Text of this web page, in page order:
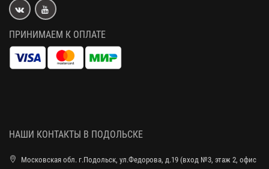
ПРИНИМАЕМ К ОПЛАТЕ
НАШИ КОНТАКТЫ В ПОДОЛЬСКЕ
Московская обл. г.Подольск, ул.Федорова, д.19 (вход №3, этаж 2, офис